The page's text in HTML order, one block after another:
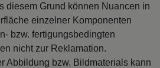
diesem Grund können Nuancen in
einzelner Komponenten
bzw. fertigungsbedingten
nicht zur Reklamation.
Abbildung bzw. Bildmaterials kann